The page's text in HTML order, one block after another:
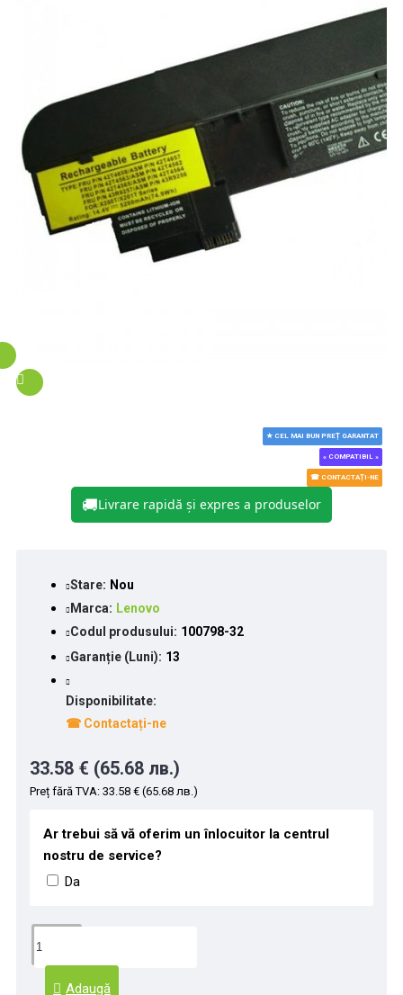
★ CEL MAI BUN PREȚ GARANTAT
« COMPATIBIL »
☎ CONTACTAȚI-NE
🚚Livrare rapidă și expres a produselor
Stare: Nou
Marca: Lenovo
Codul produsului: 100798-32
Garanție (Luni): 13
Disponibilitate:
☎ Contactați-ne
33.58 € (65.68 лв.)
Preț fără TVA: 33.58 € (65.68 лв.)
Ar trebui să vă oferim un înlocuitor la centrul
nostru de service?
Da
Adaugă